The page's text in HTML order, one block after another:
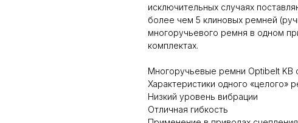
исключительных случаях
более чем 5 клиновых ремней
многоручьевого ремня в одном
комплектах.
Многоручьевые ремни Optibelt KB
Характеристики одного «целого»
Низкий уровень вибрации
Отличная гибкость